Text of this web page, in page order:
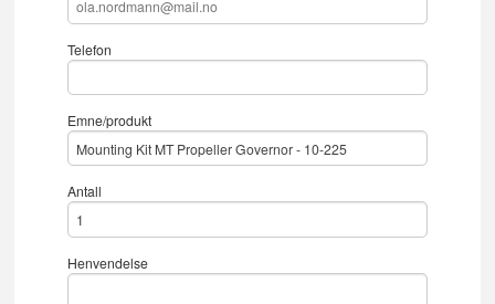
Telefon
Emne/produkt
Antall
Henvendelse